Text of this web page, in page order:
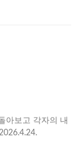
아보고 각자의 내